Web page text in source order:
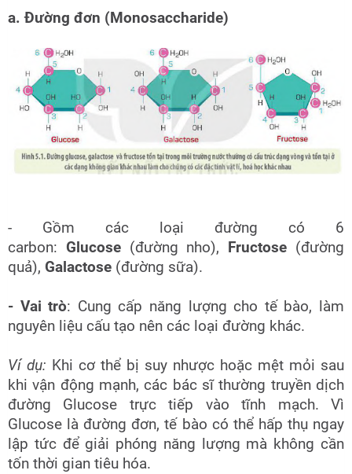
a. Đường đơn (Monosaccharide)
- Gồm các loại đường có 6
carbon: Glucose(đường nho), Fructose (đường
quả), Galactose (đường sữa).
- Vai trò: Cung cấp năng lượng cho tế bào, làm
nguyên liệu cấu tạo nên các loại đường khác.
Ví dụ: Khi cơ thể bị suy nhược hoặc mệt mỏi sau
khi vận động mạnh, các bác sĩ thường truyền dịch
đường Glucose trực tiếp vào tĩnh mạch. Vì
Glucose là đường đơn, tế bào có thể hấp thụ ngay
lập tức để giải phóng năng lượng mà không cần
tốn thời gian tiêu hóa.